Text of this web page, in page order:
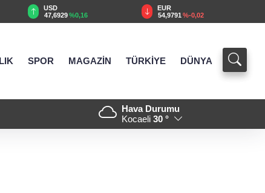
EUR
54,9791 %-0,02
GBP
64,1890 %0,07
SPOR MAGAZİN TÜRKİYE DÜNYA
Bursa’nın kalkınma 21:18 - Kocaeli
Hava Durumu
Kocaeli 30 °